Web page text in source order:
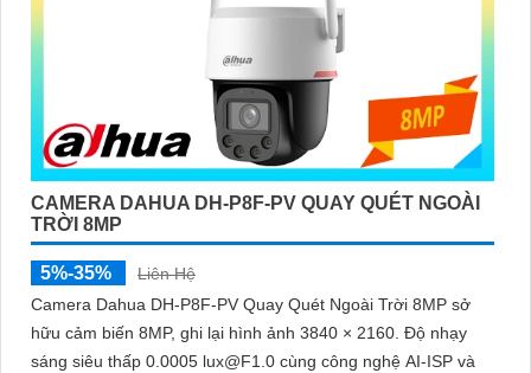
CAMERA DAHUA DH-P8F-PV QUAY QUÉT NGOÀI
TRỜI 8MP
5%-35%
Liên Hệ
Camera Dahua DH-P8F-PV Quay Quét Ngoài Trời 8MP sở
hữu cảm biến 8MP, ghi lại hình ảnh 3840 × 2160. Độ nhạy
sáng siêu thấp 0.0005 lux@F1.0 cùng công nghệ AI-ISP và